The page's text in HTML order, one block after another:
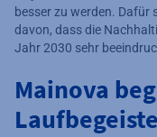
besser zu werden. Dafür
davon, dass die
Jahr 2030 sehr
Mainova